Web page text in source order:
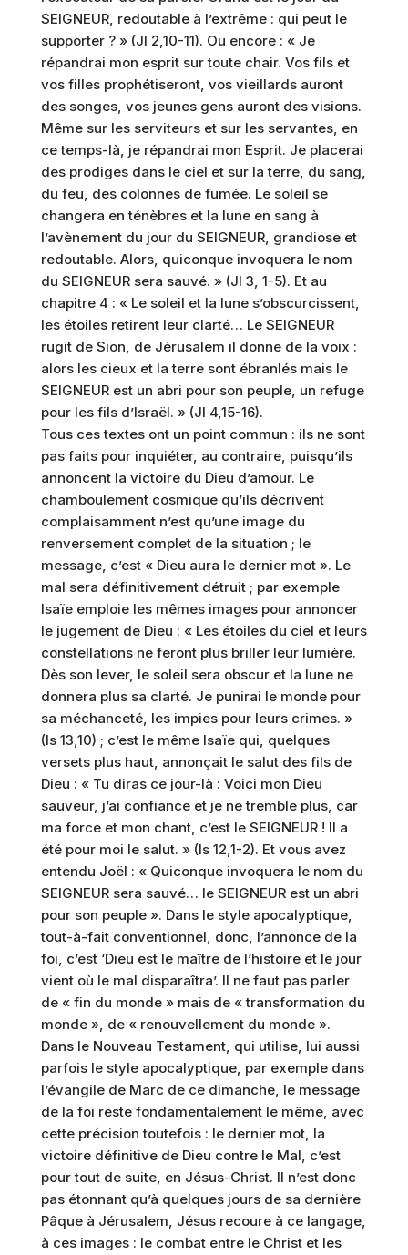
SEIGNEUR, redoutable à l’extrême : qui peut le
supporter ? » (Jl 2,10-11). Ou encore : « Je
répandrai mon esprit sur toute chair. Vos fils et
vos filles prophétiseront, vos vieillards auront
des songes, vos jeunes gens auront des visions.
Même sur les serviteurs et sur les servantes, en
ce temps-là, je répandrai mon Esprit. Je placerai
des prodiges dans le ciel et sur la terre, du sang,
du feu, des colonnes de fumée. Le soleil se
changera en ténèbres et la lune en sang à
l’avènement du jour du SEIGNEUR, grandiose et
redoutable. Alors, quiconque invoquera le nom
du SEIGNEUR sera sauvé. » (Jl 3, 1-5). Et au
chapitre 4 : « Le soleil et la lune s’obscurcissent,
les étoiles retirent leur clarté… Le SEIGNEUR
rugit de Sion, de Jérusalem il donne de la voix :
alors les cieux et la terre sont ébranlés mais le
SEIGNEUR est un abri pour son peuple, un refuge
pour les fils d’Israël. » (Jl 4,15-16).
Tous ces textes ont un point commun : ils ne sont
pas faits pour inquiéter, au contraire, puisqu’ils
annoncent la victoire du Dieu d’amour. Le
chamboulement cosmique qu’ils décrivent
complaisamment n’est qu’une image du
renversement complet de la situation ; le
message, c’est « Dieu aura le dernier mot ». Le
mal sera définitivement détruit ; par exemple
Isaïe emploie les mêmes images pour annoncer
le jugement de Dieu : « Les étoiles du ciel et leurs
constellations ne feront plus briller leur lumière.
Dès son lever, le soleil sera obscur et la lune ne
donnera plus sa clarté. Je punirai le monde pour
sa méchanceté, les impies pour leurs crimes. »
(Is 13,10) ; c’est le même Isaïe qui, quelques
versets plus haut, annonçait le salut des fils de
Dieu : « Tu diras ce jour-là : Voici mon Dieu
sauveur, j’ai confiance et je ne tremble plus, car
ma force et mon chant, c’est le SEIGNEUR ! Il a
été pour moi le salut. » (Is 12,1-2). Et vous avez
entendu Joël : « Quiconque invoquera le nom du
SEIGNEUR sera sauvé… le SEIGNEUR est un abri
pour son peuple ». Dans le style apocalyptique,
tout-à-fait conventionnel, donc, l’annonce de la
foi, c’est ‘Dieu est le maître de l’histoire et le jour
vient où le mal disparaîtra’. Il ne faut pas parler
de « fin du monde » mais de « transformation du
monde », de « renouvellement du monde ».
Dans le Nouveau Testament, qui utilise, lui aussi
parfois le style apocalyptique, par exemple dans
l’évangile de Marc de ce dimanche, le message
de la foi reste fondamentalement le même, avec
cette précision toutefois : le dernier mot, la
victoire définitive de Dieu contre le Mal, c’est
pour tout de suite, en Jésus-Christ. Il n’est donc
pas étonnant qu’à quelques jours de sa dernière
Pâque à Jérusalem, Jésus recoure à ce langage,
à ces images : le combat entre le Christ et les